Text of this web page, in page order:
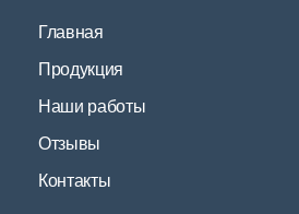
Главная
Продукция
Наши работы
Отзывы
Контакты